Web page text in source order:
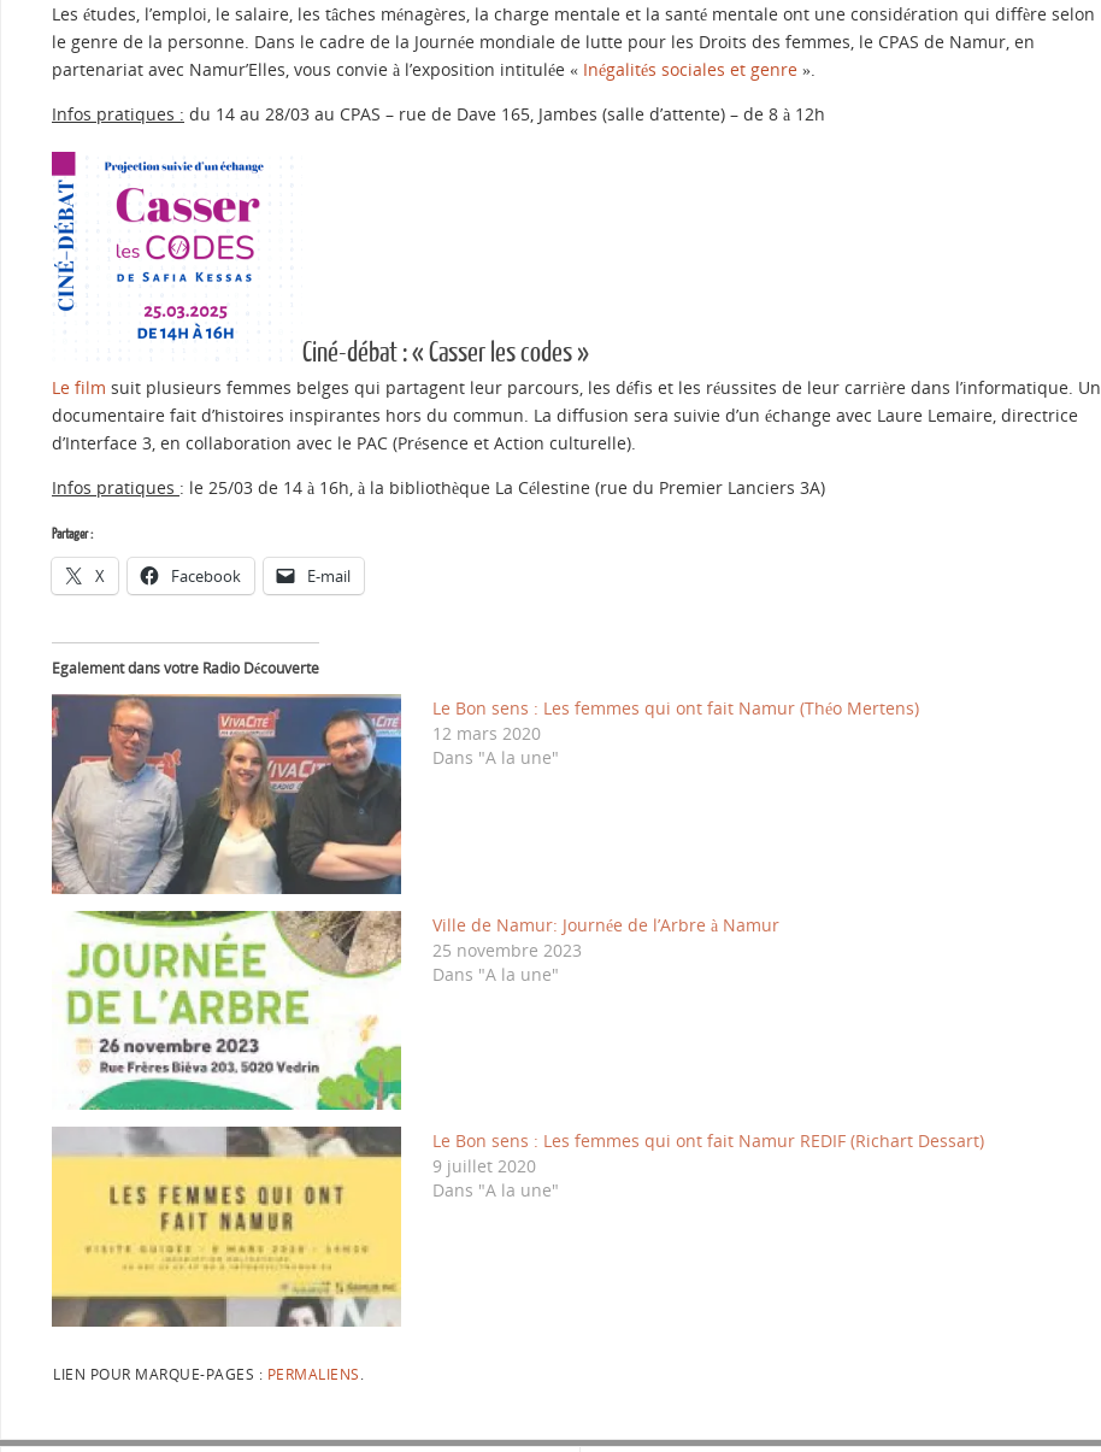
Les études, l’emploi, le salaire, les tâches ménagères, la charge mentale et la santé mentale ont une considération qui diffère selon
le genre de la personne. Dans le cadre de la Journée mondiale de lutte pour les Droits des femmes, le CPAS de Namur, en
partenariat avec Namur’Elles, vous convie à l’exposition intitulée « Inégalités sociales et genre ».
Infos pratiques : du 14 au 28/03 au CPAS – rue de Dave 165, Jambes (salle d’attente) – de 8 à 12h
Ciné-débat : « Casser les codes »
Le film suit plusieurs femmes belges qui partagent leur parcours, les défis et les réussites de leur carrière dans l’informatique. Un
documentaire fait d’histoires inspirantes hors du commun. La diffusion sera suivie d’un échange avec Laure Lemaire, directrice
d’Interface 3, en collaboration avec le PAC (Présence et Action culturelle).
Infos pratiques : le 25/03 de 14 à 16h, à la bibliothèque La Célestine (rue du Premier Lanciers 3A)
Partager :
X Facebook E-mail
Egalement dans votre Radio Découverte
Le Bon sens : Les femmes qui ont fait Namur (Théo Mertens)
12 mars 2020
Dans "A la une"
Ville de Namur: Journée de l’Arbre à Namur
25 novembre 2023
Dans "A la une"
Le Bon sens : Les femmes qui ont fait Namur REDIF (Richart Dessart)
9 juillet 2020
Dans "A la une"
LIEN POUR MARQUE-PAGES : PERMALIENS